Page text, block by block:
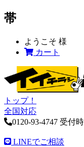
帯
ようこそ 様
カート
トップ！
全国対応
0120-93-4747 受付
LINEでご相談